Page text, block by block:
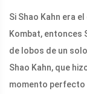
Si Shao Kahn era
Kombat, entonces
de lobos de un
Shao Kahn, que
momento perfecto